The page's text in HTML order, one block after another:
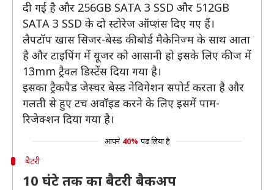
दी गई है और 256GB SATA 3 SSD और 512GB
SATA 3 SSD के दो स्टोरेज ऑप्शंस दिए गए हैं।
लैपटॉप खास सिजर-बेस्ड कीबोर्ड मैकेनिज्म के साथ आता
है और टाइपिंग में यूजर को आसानी हो इसके लिए कीज में
13mm ट्रैवल डिस्टेंस दिया गया है।
इसका ट्रैकपैड जेस्चर बेस्ड नेविगेशन सपोर्ट करता है और
गलती से हुए टच अवॉइड करने के लिए इसमें पाम-
रिजेक्शन दिया गया है।
आपने 40% पढ़ लिया है
बैटरी
10 घंटे तक का बैटरी बैकअप